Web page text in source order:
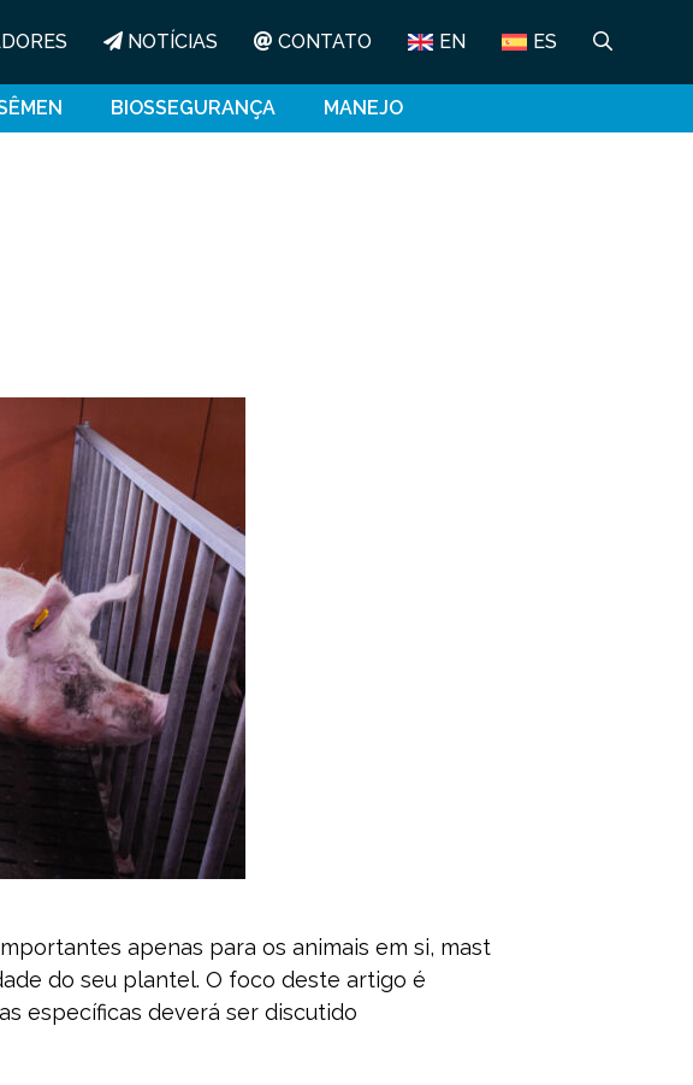
NOTÍCIAS CONTATO EN ES
BIOSSEGURANÇA MANEJO
apenas para os animais em si, mast
do seu plantel. O foco deste artigo é
específicas deverá ser discutido